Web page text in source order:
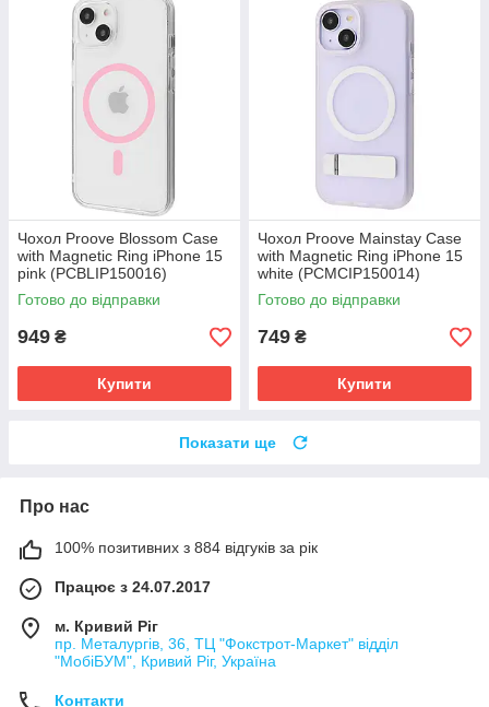
Чохол Proove Blossom Case
with Magnetic Ring iPhone 15
pink (PCBLIP150016)
Готово до відправки
949 ₴
Купити
Чохол Proove Mainstay Case
with Magnetic Ring iPhone 15
white (PCMCIP150014)
Готово до відправки
749 ₴
Купити
Показати ще
Про нас
100% позитивних з 884 відгуків за рік
Працює з 24.07.2017
м. Кривий Ріг
пр. Металургів, 36, ТЦ "Фокстрот-Маркет" відділ
"МобіБУМ", Кривий Ріг, Україна
Контакти